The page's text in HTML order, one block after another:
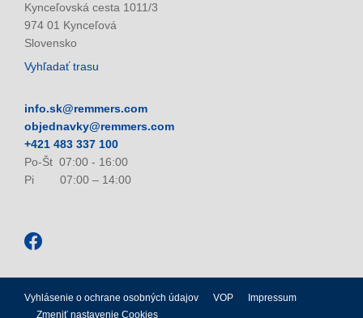
Kynceľovská cesta 1011/3
974 01 Kynceľová
Slovensko
Vyhľadať trasu
info.sk@remmers.com
objednavky@remmers.com
+421 483 337 100
Po-Št 07:00 - 16:00
Pi 07:00 – 14:00
Vyhlásenie o ochrane osobných údajov VOP
Impressum
Zmeniť nastavenie Cookies